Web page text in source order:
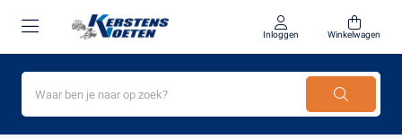
Inloggen Winkelwagen